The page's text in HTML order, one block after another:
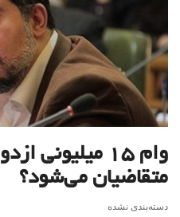
وام ۱۵
متقاضیان می‌شود؟
دسته‌بندی نشده